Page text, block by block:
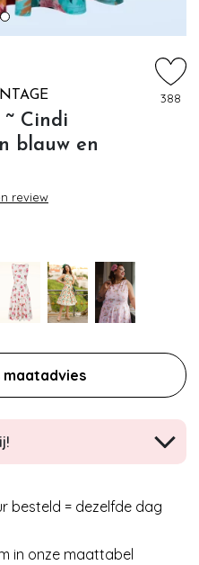
~ Cindi
blauw en
388
review
maatadvies
besteld = dezelfde dag
in onze maattabel